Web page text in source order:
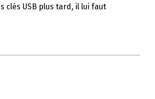
clés USB plus tard, il lui faut